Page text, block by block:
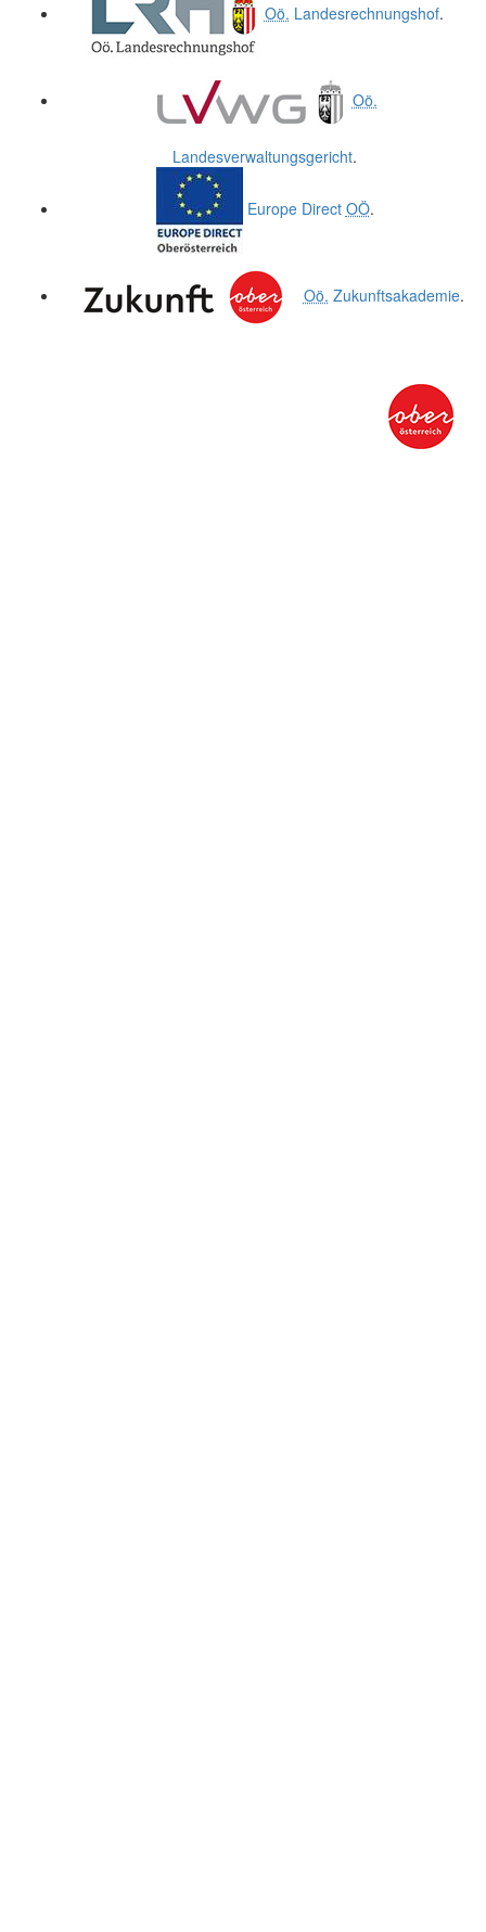
Oö. Landesrechnungshof.
Oö.
Landesverwaltungsgericht.
Europe Direct OÖ.
Oö. Zukunftsakademie.